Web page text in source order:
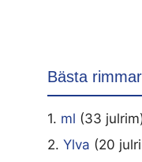
Bästa
1. ml (33
2. Ylva (20